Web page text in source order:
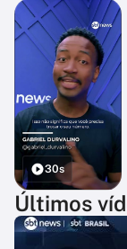
30s
Últimos